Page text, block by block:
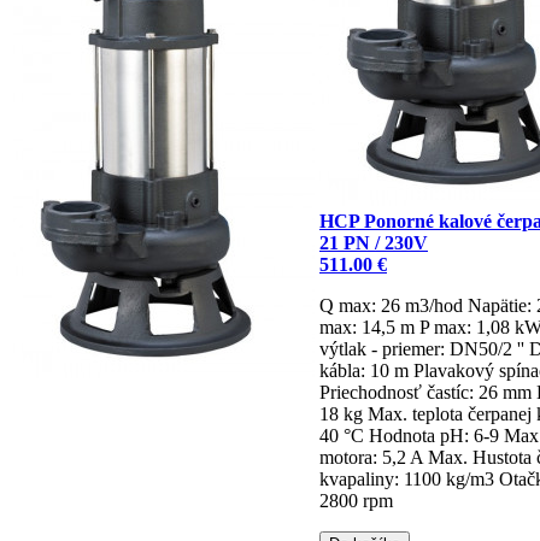
HCP Ponorné kalové
21 PN / 230V
511.00 €
Q max: 26 m3/hod
max: 14,5 m P max: 1,08
výtlak - priemer: DN50/2 ''
kábla: 10 m Plavakový
Priechodnosť častíc: 26 mm
18 kg Max. teplota čerpanej
40 °C Hodnota pH: 6-9
motora: 5,2 A Max. Hustota
kvapaliny: 1100 kg/m3
2800 rpm